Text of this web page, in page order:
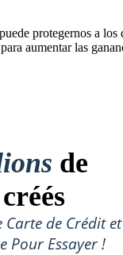
protegernos a los
aumentar las
de
de Crédit et
Pour Essayer !